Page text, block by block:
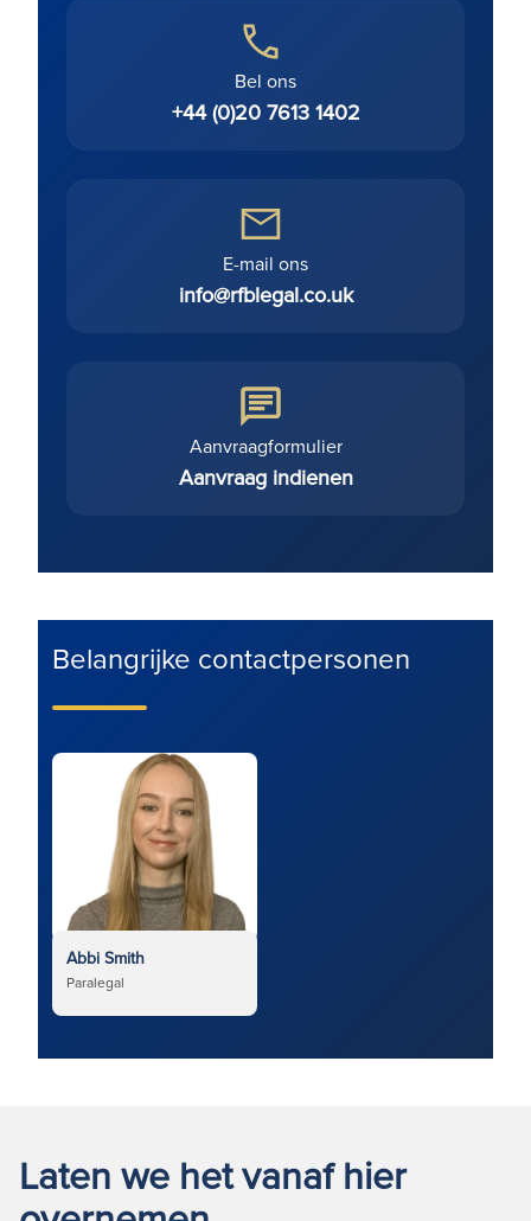
Bel ons
+44 (0)20 7613 1402
E-mail ons
info@rfblegal.co.uk
Aanvraagformulier
Aanvraag indienen
Belangrijke contactpersonen
Abbi Smith
Paralegal
Laten we het vanaf hier